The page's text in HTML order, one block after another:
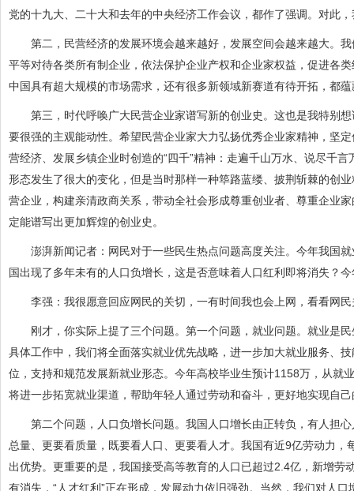
党的十九大、二十大和去年的中央经济工作会议，都作了强调。对此
第二，民营经济的发展环境会越来越好，发展空间会越来越大。我
平等对待各类所有制企业，依法保护企业产权和企业家权益，促进各
中国具有超大规模的市场需求，还有很多新领域新赛道有待开拓，都
第三，时代呼唤广大民营企业家谱写新的创业史。这也是我特别想
要很强的主观能动性。希望民营企业家大力弘扬优秀企业家精神，坚
营经济、发展乡镇企业时创造的“四千”精神：走遍千山万水、说尽千
形态发生了很大的变化，但是当时那样一种筚路蓝缕、披荆斩棘的创
营企业，构建亲清政商关系，带动全社会形成尊重创业者、尊重企业
定能谱写出更加辉煌的创业史。
澎湃新闻记者：网民对于一些民生热点问题高度关注。今年我国就
国出现了多年未有的人口负增长，这是否意味着人口红利即将消失？
李强：我很愿意回应网民的关切，一有时间我也会上网，看看网民
刚才，你实际上提了三个问题。第一个问题，就业问题。就业是民
具体工作中，我们将全面落实就业优先战略，进一步加大就业服务、
位，支持和规范发展新就业形态。今年高校毕业生预计1158万，从就
将进一步拓宽就业渠道，帮助年轻人通过劳动和奋斗，更好地实现自
第二个问题，人口负增长问题。我国人口增长由正转负，有人担心
总量、更要看质量，既要看人口、更要看人才。我国有近9亿劳动力
出优势。更重要的是，我国接受高等教育的人口已超过2.4亿，新增劳
有消失，“人才红利”正在形成，发展动力依旧强劲。当然，我们对人